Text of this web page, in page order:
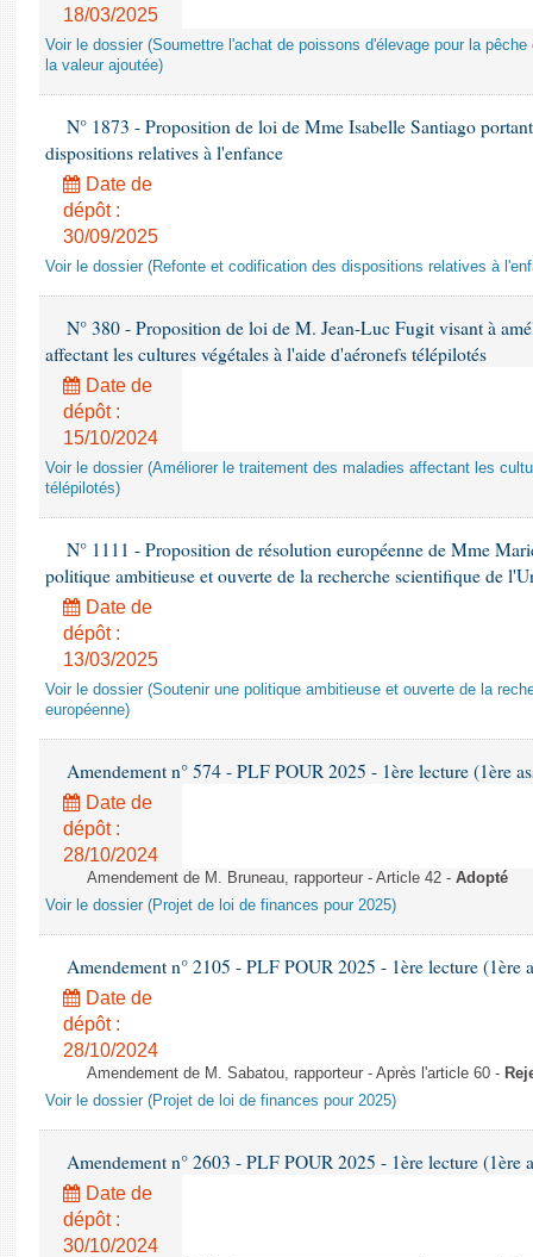
18/03/2025
Voir le dossier (Soumettre l'achat de poissons d'élevage pour la
la valeur ajoutée)
N° 1873 - Proposition de loi de Mme Isabelle Santiago
dispositions relatives à l'enfance
Date de
dépôt :
30/09/2025
Voir le dossier (Refonte et codification des dispositions relatives à
N° 380 - Proposition de loi de M. Jean-Luc Fugit visant à
affectant les cultures végétales à l'aide d'aéronefs télépilotés
Date de
dépôt :
15/10/2024
Voir le dossier (Améliorer le traitement des maladies affectant les
télépilotés)
N° 1111 - Proposition de résolution européenne de Mme
politique ambitieuse et ouverte de la recherche scientifique de
Date de
dépôt :
13/03/2025
Voir le dossier (Soutenir une politique ambitieuse et ouverte de la
européenne)
Amendement n° 574 - PLF POUR 2025 - 1ère lecture (1ère
Date de
dépôt :
28/10/2024
Amendement de M. Bruneau, rapporteur - Article 42 - Adopté
Voir le dossier (Projet de loi de finances pour 2025)
Amendement n° 2105 - PLF POUR 2025 - 1ère lecture (1ère
Date de
dépôt :
28/10/2024
Amendement de M. Sabatou, rapporteur - Après l'article 60 -
Voir le dossier (Projet de loi de finances pour 2025)
Amendement n° 2603 - PLF POUR 2025 - 1ère lecture (1ère
Date de
dépôt :
30/10/2024